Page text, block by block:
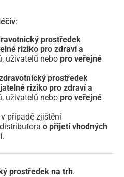
:
prostředek
riziko pro zdraví a
uživatelů nebo pro veřejné
prostředek
riziko pro zdraví a
uživatelů nebo pro veřejné
v případě zjištění
o přijetí vhodných
.
prostředek na trh.